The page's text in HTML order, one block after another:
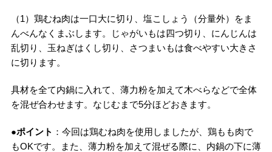
（1）鶏むね肉は一口大に切り、塩こしょう（分量外）をま
んべんなくまぶします。じゃがいもは四つ切り、にんじんは
乱切り、玉ねぎはくし切り、さつまいもは食べやすい大きさ
に切ります。
具材を全て内鍋に入れて、薄力粉を加えて木べらなどで全体
を混ぜ合わせます。なじむまで5分ほどおきます。
●ポイント ：今回は鶏むね肉を使用しましたが、鶏もも肉で
もOKです。また、薄力粉を加えて混ぜる際に、内鍋の下に薄